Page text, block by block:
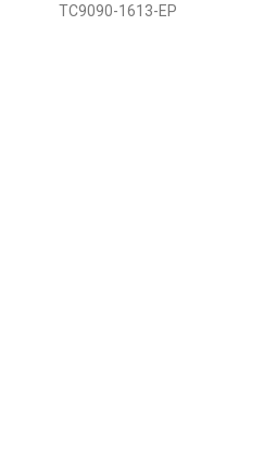
TC9090-1613-EP